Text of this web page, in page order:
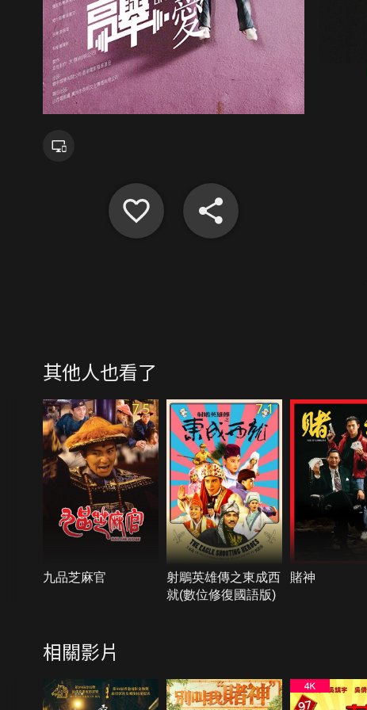
其他人也看了
7.5
九品芝麻官
7.1
射鵰英雄傳之東成西
就(數位修復國語版)
賭神
相關影片